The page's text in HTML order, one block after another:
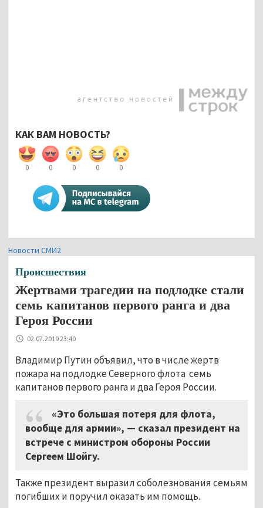
КАК ВАМ НОВОСТЬ?
0 0 0 0 0
Новости СМИ2
Происшествия
Жертвами трагедии на подлодке стали
семь капитанов первого ранга и два
Героя России
02.07.2019 23:40
Владимир Путин объявил, что в числе жертв
пожара на подлодке Северного флота семь
капитанов первого ранга и два Героя России.
«Это большая потеря для флота,
вообще для армии», — сказал президент на
встрече с министром обороны России
Сергеем Шойгу.
Также президент выразил соболезнования семьям
погибших и поручил оказать им помощь.